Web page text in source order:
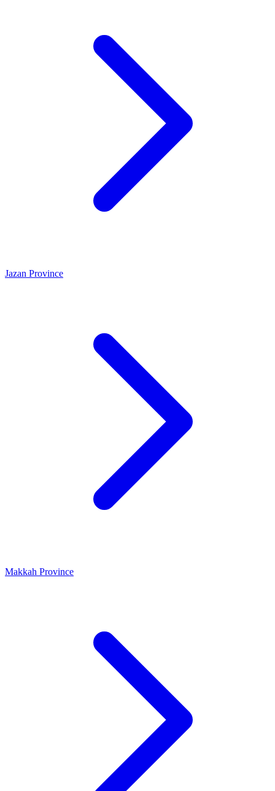
Jazan Province
Makkah Province